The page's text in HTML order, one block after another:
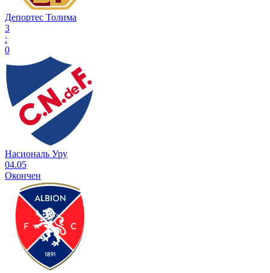
Депортес Толима
3
:
0
Насиональ Уру
04.05
Окончен